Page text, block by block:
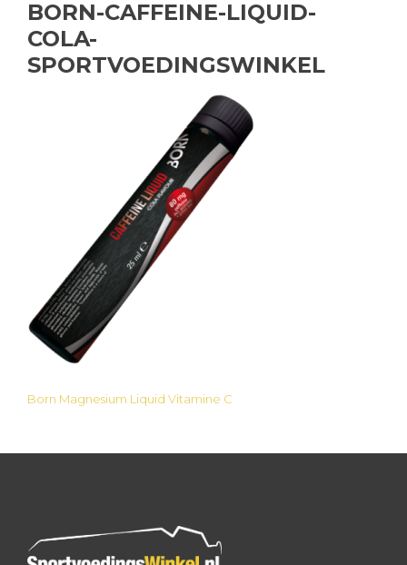
BORN-CAFFEINE-LIQUID-
COLA-
SPORTVOEDINGSWINKEL
Bericht
navigatie
Born Magnesium Liquid Vitamine C